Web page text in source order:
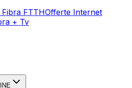
FTTHOfferte Internet
+ Tv